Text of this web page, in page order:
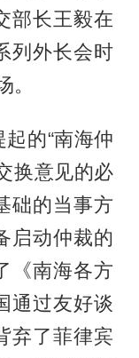
部长王毅在
列外长会时
。
的“南海仲
换意见的必
础的当事方
启动仲裁的
《南海各方
通过友好谈
弃了菲律宾